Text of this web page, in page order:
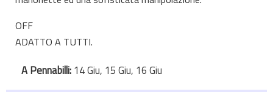
OFF
ADATTO A TUTTI.
A Pennabilli: 14 Giu, 15 Giu, 16 Giu